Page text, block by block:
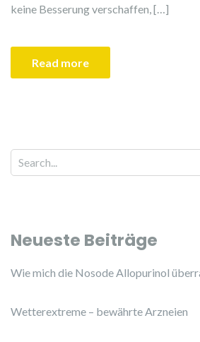
keine Besserung verschaffen, […]
Read more
Search for:
Neueste Beiträge
Wie mich die Nosode Allopurinol
Wetterextreme – bewährte Arzneien